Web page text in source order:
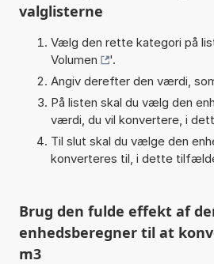
valglisterne
Vælg den rette kategori på
Volumen
'.
Angiv derefter den værdi,
På listen skal du vælg den
værdi, du vil konvertere, i
Til slut skal du vælge den
konverteres til, i dette
Brug den fulde effekt af
enhedsberegner til at
m3